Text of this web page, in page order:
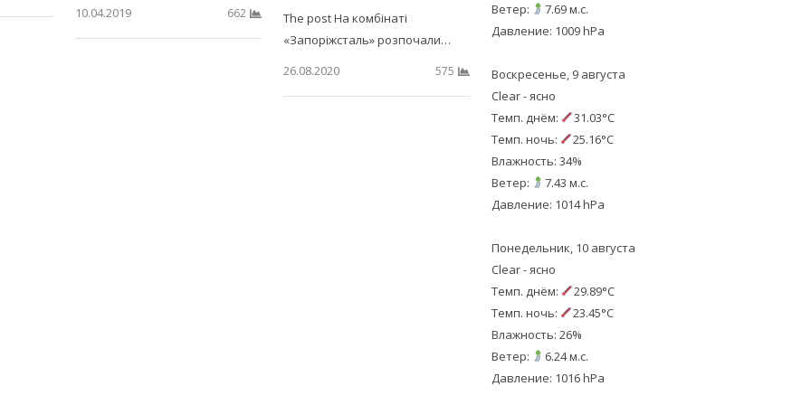
10.04.2019 662
The post На комбінаті
«Запоріжсталь» розпочали…
26.08.2020
575
Ветер:
7.69 м.с.
Давление: 1009 hPa
Воскресенье, 9 августа
Clear - ясно
Темп. днём:
31.03°C
Темп. ночь:
25.16°C
Влажность: 34%
Ветер:
7.43 м.с.
Давление: 1014 hPa
Понедельник, 10 августа
Clear - ясно
Темп. днём:
29.89°C
Темп. ночь:
23.45°C
Влажность: 26%
Ветер:
6.24 м.с.
Давление: 1016 hPa